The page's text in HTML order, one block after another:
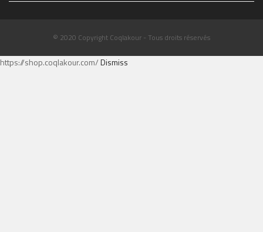
© 2020 Copyright Coqlakour - Tous droits réservés
https://shop.coqlakour.com/Dismiss